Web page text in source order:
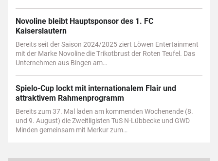
Novoline bleibt Hauptsponsor des 1. FC
Kaiserslautern
Bereits seit der Saison 2024/2025 ziert Löwen Entertainment
mit der Marke Novoline die Trikotbrust der Roten Teufel. Das
Unternehmen aus Bingen am…
Spielo-Cup lockt mit internationalem Flair und
attraktivem Rahmenprogramm
Bereits zum 37. Mal laden am kommenden Wochenende (8.
und 9. August) die Zweitligisten TuS N-Lübbecke und GWD
Minden gemeinsam mit Merkur zum…